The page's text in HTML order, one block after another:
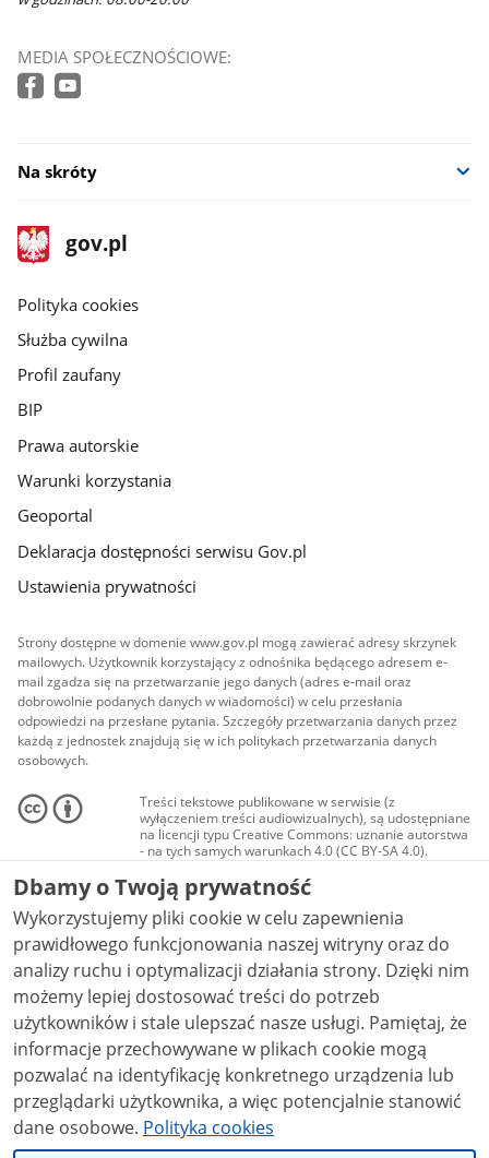
MEDIA SPOŁECZNOŚCIOWE:
Na skróty
stopka
gov.pl
Strona
gov.pl
gov.pl
Polityka cookies
Służba cywilna
Profil zaufany
BIP
Prawa autorskie
Warunki korzystania
Geoportal
Deklaracja dostępności serwisu Gov.pl
Ustawienia prywatności
Strony dostępne w domenie www.gov.pl mogą zawierać adresy skrzynek
mailowych. Użytkownik korzystający z odnośnika będącego adresem e-
mail zgadza się na przetwarzanie jego danych (adres e-mail oraz
dobrowolnie podanych danych w wiadomości) w celu przesłania
odpowiedzi na przesłane pytania. Szczegóły przetwarzania danych przez
każdą z jednostek znajdują się w ich politykach przetwarzania danych
osobowych.
Treści tekstowe publikowane w serwisie (z
wyłączeniem treści audiowizualnych), są udostępniane
na licencji typu Creative Commons: uznanie autorstwa
- na tych samych warunkach 4.0 (CC BY-SA 4.0).
Materiały audiowizualne, w tym zdjęcia, materiały
audio i wideo, są udostępniane na licencji typu
Creative Commons: uznanie autorstwa użycie
niekomercyjne - bez utworów zależnych 4.0 (CC BY-
NC-ND 4.0), o ile nie jest to stwierdzone inaczej.
Dbamy o Twoją prywatność
Wykorzystujemy pliki cookie w celu zapewnienia
prawidłowego funkcjonowania naszej witryny oraz do
analizy ruchu i optymalizacji działania strony. Dzięki nim
możemy lepiej dostosować treści do potrzeb
użytkowników i stale ulepszać nasze usługi. Pamiętaj, że
informacje przechowywane w plikach cookie mogą
pozwalać na identyfikację konkretnego urządzenia lub
przeglądarki użytkownika, a więc potencjalnie stanowić
dane osobowe. Polityka cookies